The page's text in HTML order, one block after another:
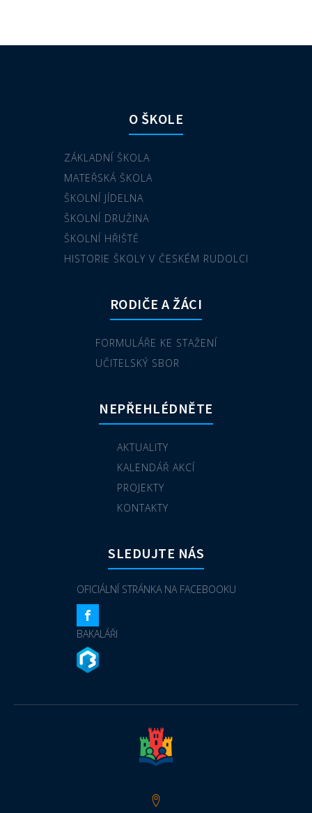
O ŠKOLE
ZÁKLADNÍ ŠKOLA
MATEŘSKÁ ŠKOLA
ŠKOLNÍ JÍDELNA
ŠKOLNÍ DRUŽINA
ŠKOLNÍ HŘIŠTĚ
HISTORIE ŠKOLY V ČESKÉM RUDOLCI
RODIČE A ŽÁCI
FORMULÁŘE KE STAŽENÍ
UČITELSKÝ SBOR
NEPŘEHLÉDNĚTE
AKTUALITY
KALENDÁŘ AKCÍ
PROJEKTY
KONTAKTY
SLEDUJTE NÁS
OFICIÁLNÍ STRÁNKA NA FACEBOOKU
BAKALÁŘI